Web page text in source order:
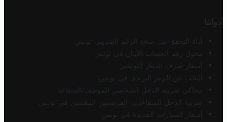
أدواتنا
أداة التحقق من صحة الرقم الضريبي تونس
محول رقم الحساب الآيبان في تونس
أسعار صرف الدينار التونسي
البحث عن الرمز البريدي في تونس
محاكي ضريبة الدخل الشخصي للموظف/المتقاعد
ضريبة الدخل للمتقاعدين الفرنسيين المقيمين في تونس
أسعار السيارات الجديدة في تونس